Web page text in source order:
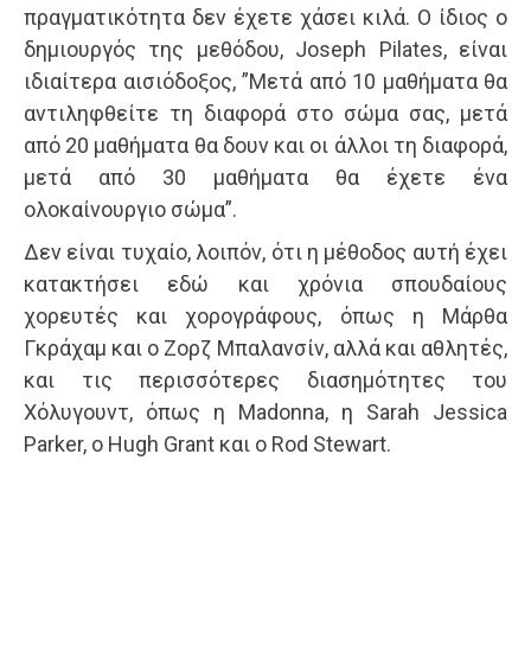
πραγματικότητα δεν έχετε χάσει κιλά. Ο ίδιος ο
δημιουργός της μεθόδου, Joseph Pilates, είναι
ιδιαίτερα αισιόδοξος, ”Μετά από 10 μαθήματα θα
αντιληφθείτε τη διαφορά στο σώμα σας, μετά
από 20 μαθήματα θα δουν και οι άλλοι τη διαφορά,
μετά από 30 μαθήματα θα έχετε ένα
ολοκαίνουργιο σώμα”.
Δεν είναι τυχαίο, λοιπόν, ότι η μέθοδος αυτή έχει
κατακτήσει εδώ και χρόνια σπουδαίους
χορευτές και χορογράφους, όπως η Μάρθα
Γκράχαμ και ο Ζορζ Μπαλανσίν, αλλά και αθλητές,
και τις περισσότερες διασημότητες του
Χόλυγουντ, όπως η Madonna, η Sarah Jessica
Parker, ο Hugh Grant και ο Rod Stewart.